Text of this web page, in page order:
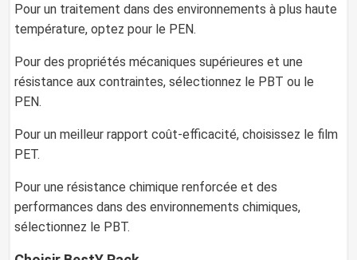
Pour un traitement dans des environnements à plus haute
température, optez pour le PEN.
Pour des propriétés mécaniques supérieures et une
résistance aux contraintes, sélectionnez le PBT ou le
PEN.
Pour un meilleur rapport coût-efficacité, choisissez le film
PET.
Pour une résistance chimique renforcée et des
performances dans des environnements chimiques,
sélectionnez le PBT.